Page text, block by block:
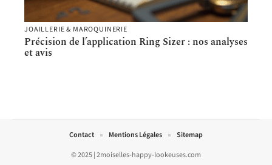
JOAILLERIE & MAROQUINERIE
Précision de l’application Ring Sizer : nos analyses
et avis
© 2025 | 2moiselles-happy-lookeuses.com
Contact Mentions Légales Sitemap